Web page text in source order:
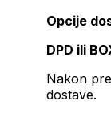
Opcije
DPD ili
Nakon
dostave.